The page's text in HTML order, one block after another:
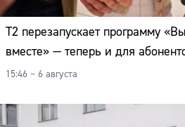
Т2 перезапускает программу
вместе» — теперь и для
15:46 – 6 августа